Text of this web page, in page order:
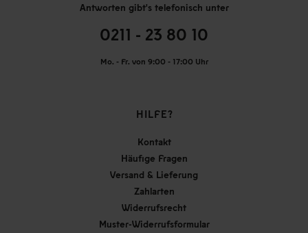
Antworten gibt's telefonisch unter
0211 - 23 80 10
Mo. - Fr. von 9:00 - 17:00 Uhr
HILFE?
Kontakt
Häufige Fragen
Versand & Lieferung
Zahlarten
Widerrufsrecht
Muster-Widerrufsformular